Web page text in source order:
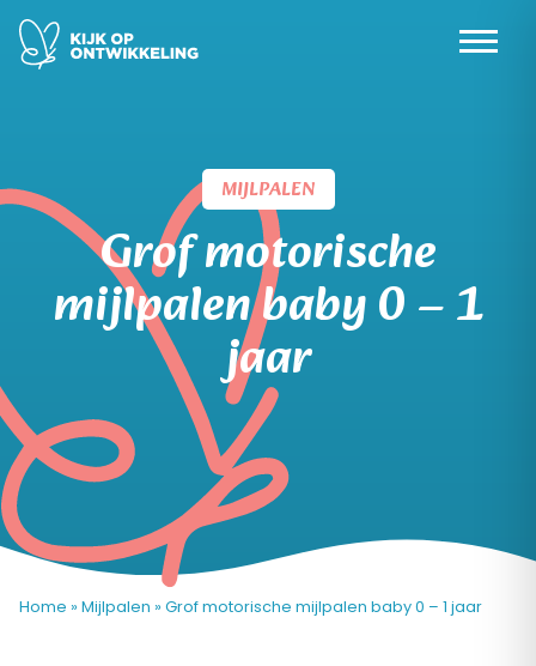
Skip
MIJLPALEN
Grof motorische
mijlpalen baby 0 – 1
jaar
Home » Mijlpalen » Grof motorische mijlpalen baby 0 – 1 jaar